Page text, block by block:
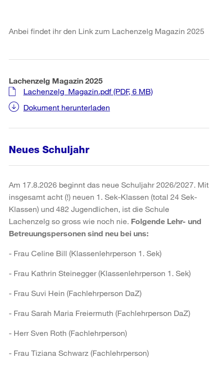
Anbei findet ihr den Link zum Lachenzelg Magazin 2025
Lachenzelg Magazin 2025
Lachenzelg_Magazin.pdf (PDF, 6 MB)
Dokument herunterladen
Neues Schuljahr
Am 17.8.2026 beginnt das neue Schuljahr 2026/2027. Mit
insgesamt acht (!) neuen 1. Sek-Klassen (total 24 Sek-
Klassen) und 482 Jugendlichen, ist die Schule
Lachenzelg so gross wie noch nie. Folgende Lehr- und
Betreuungspersonen sind neu bei uns:
- Frau Celine Bill (Klassenlehrperson 1. Sek)
- Frau Kathrin Steinegger (Klassenlehrperson 1. Sek)
- Frau Suvi Hein (Fachlehrperson DaZ)
- Frau Sarah Maria Freiermuth (Fachlehrperson DaZ)
- Herr Sven Roth (Fachlehrperson)
- Frau Tiziana Schwarz (Fachlehrperson)